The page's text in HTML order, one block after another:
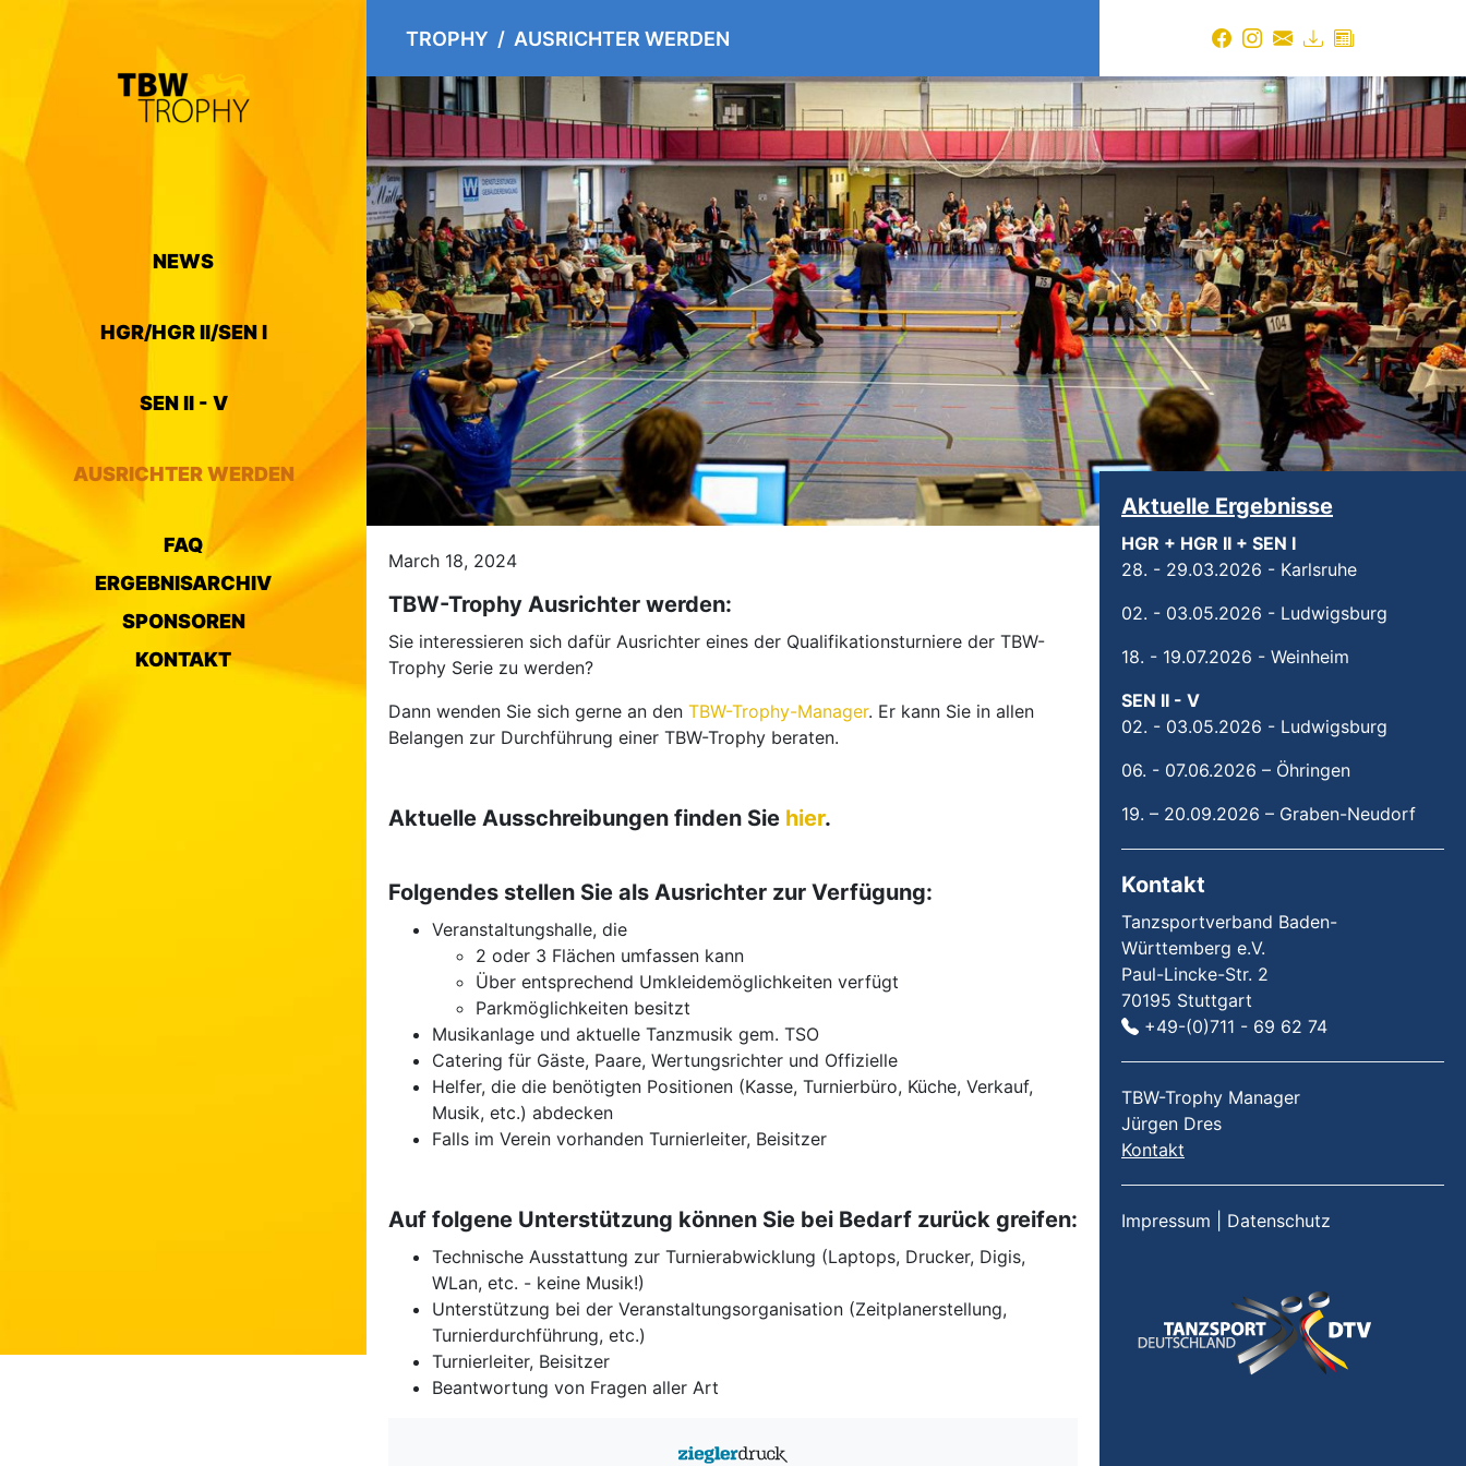
NEWS
HGR/HGR II/SEN I
SEN II - V
AUSRICHTER WERDEN
FAQ
ERGEBNISARCHIV
SPONSOREN
KONTAKT
TROPHY AUSRICHTER WERDEN
March 18, 2024
TBW-Trophy Ausrichter werden:
Sie interessieren sich dafür Ausrichter eines der Qualifikationsturniere der TBW-
Trophy Serie zu werden?
Dann wenden Sie sich gerne an den TBW-Trophy-Manager. Er kann Sie in allen
Belangen zur Durchführung einer TBW-Trophy beraten.
Aktuelle Ausschreibungen finden Sie hier.
Folgendes stellen Sie als Ausrichter zur Verfügung:
Veranstaltungshalle, die
2 oder 3 Flächen umfassen kann
Über entsprechend Umkleidemöglichkeiten verfügt
Parkmöglichkeiten besitzt
Musikanlage und aktuelle Tanzmusik gem. TSO
Catering für Gäste, Paare, Wertungsrichter und Offizielle
Helfer, die die benötigten Positionen (Kasse, Turnierbüro, Küche, Verkauf,
Musik, etc.) abdecken
Falls im Verein vorhanden Turnierleiter, Beisitzer
Auf folgene Unterstützung können Sie bei Bedarf zurück greifen:
Technische Ausstattung zur Turnierabwicklung (Laptops, Drucker, Digis,
WLan, etc. - keine Musik!)
Unterstützung bei der Veranstaltungsorganisation (Zeitplanerstellung,
Turnierdurchführung, etc.)
Turnierleiter, Beisitzer
Beantwortung von Fragen aller Art
Aktuelle Ergebnisse
HGR + HGR II + SEN I
28. - 29.03.2026 - Karlsruhe
02. - 03.05.2026 - Ludwigsburg
18. - 19.07.2026 - Weinheim
SEN II - V
02. - 03.05.2026 - Ludwigsburg
06. - 07.06.2026 – Öhringen
19. – 20.09.2026 – Graben-Neudorf
Kontakt
Tanzsportverband Baden-
Württemberg e.V.
Paul-Lincke-Str. 2
70195 Stuttgart
+49-(0)711 - 69 62 74
TBW-Trophy Manager
Jürgen Dres
Kontakt
Impressum Datenschutz